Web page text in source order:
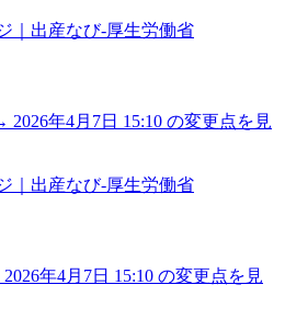
｜出産なび‐厚生労働省
2026年4月7日 15:10 の変更点を見
｜出産なび‐厚生労働省
年4月7日 15:10 の変更点を見